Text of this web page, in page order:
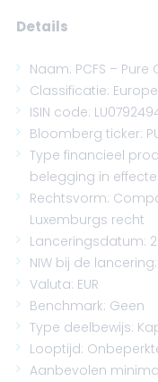
Details
Naam: PCFS –
Classificatie:
ISIN code:
Bloomberg ticker:
Type financieel
belegging in
Rechtsvorm:
Luxemburgs recht
Lanceringsdatum:
NIW bij de
Valuta: EUR
Benchmark: Geen
Type deelbewijs:
Looptijd:
Aanbevolen